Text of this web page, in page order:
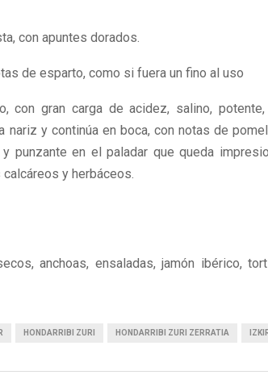
con apuntes dorados.
de esparto, como si fuera un fino al uso
con gran carga de acidez, salino,
nariz y continúa en boca, con notas de
punzante en el paladar que queda
y herbáceos.
anchoas, ensaladas, jamón ibérico,
HONDARRIBI ZURI HONDARRIBI ZURI ZERRATIA